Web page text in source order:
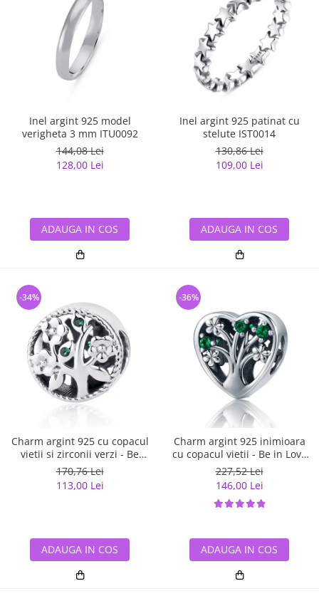
Inel argint 925 model
verigheta 3 mm ITU0092
144,08 Lei
128,00 Lei
ADAUGA IN COS
Inel argint 925 patinat cu
stelute IST0014
130,86 Lei
109,00 Lei
ADAUGA IN COS
Charm argint 925 cu copacul
vietii si zirconii verzi - Be
Nature PST0059
170,76 Lei
113,00 Lei
-34%
ADAUGA IN COS
Charm argint 925 inimioara
cu copacul vietii - Be in Love
PST0105
227,52 Lei
146,00 Lei
-36%
ADAUGA IN COS